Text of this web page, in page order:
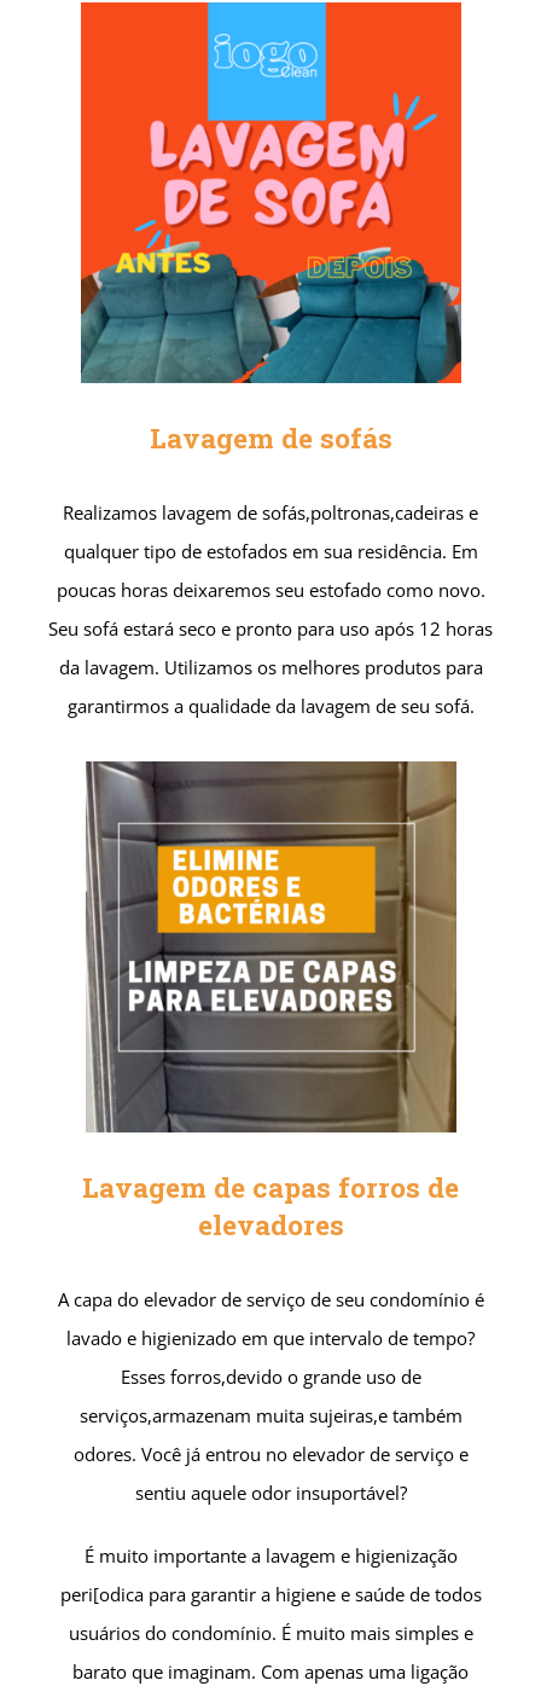
Lavagem de sofás
Realizamos lavagem de sofás,poltronas,cadeiras e
qualquer tipo de estofados em sua residência. Em
poucas horas deixaremos seu estofado como novo.
Seu sofá estará seco e pronto para uso após 12 horas
da lavagem. Utilizamos os melhores produtos para
garantirmos a qualidade da lavagem de seu sofá.
Lavagem de capas forros de
elevadores
A capa do elevador de serviço de seu condomínio é
lavado e higienizado em que intervalo de tempo?
Esses forros,devido o grande uso de
serviços,armazenam muita sujeiras,e também
odores. Você já entrou no elevador de serviço e
sentiu aquele odor insuportável?
É muito importante a lavagem e higienização
peri[odica para garantir a higiene e saúde de todos
usuários do condomínio. É muito mais simples e
barato que imaginam. Com apenas uma ligação